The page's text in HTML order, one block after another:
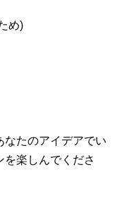
め)
なたのアイデアでい
楽しんでくださ